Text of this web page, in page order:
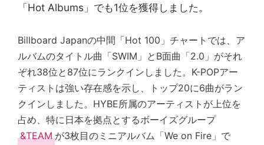
「Hot Albums」でも1位を獲得しました。
Billboard Japanの中間「Hot 100」チャートでは、ア
ルバムのタイトル曲「SWIM」とB面曲「2.0」がそれ
ぞれ38位と87位にランクインしました。K-POPアー
ティストは強い存在感を示し、トップ20に6曲がラン
クインしました。HYBE所属のアーティストが上位を
占め、特に日本を拠点とするボーイズグループ
&TEAM が3枚目のミニアルバム「We on Fire」で